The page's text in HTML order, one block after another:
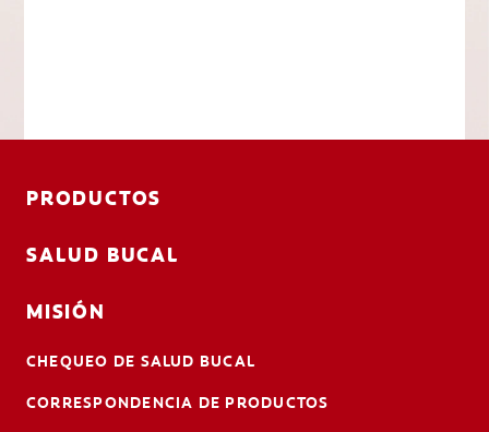
PRODUCTOS
SALUD BUCAL
MISIÓN
CHEQUEO DE SALUD BUCAL
CORRESPONDENCIA DE PRODUCTOS